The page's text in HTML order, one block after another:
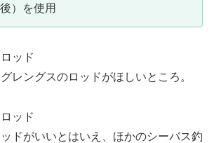
）を使用
ッド
レングスのロッドがほしいところ。
ッド
ドがいいとはいえ、ほかのシーバス釣